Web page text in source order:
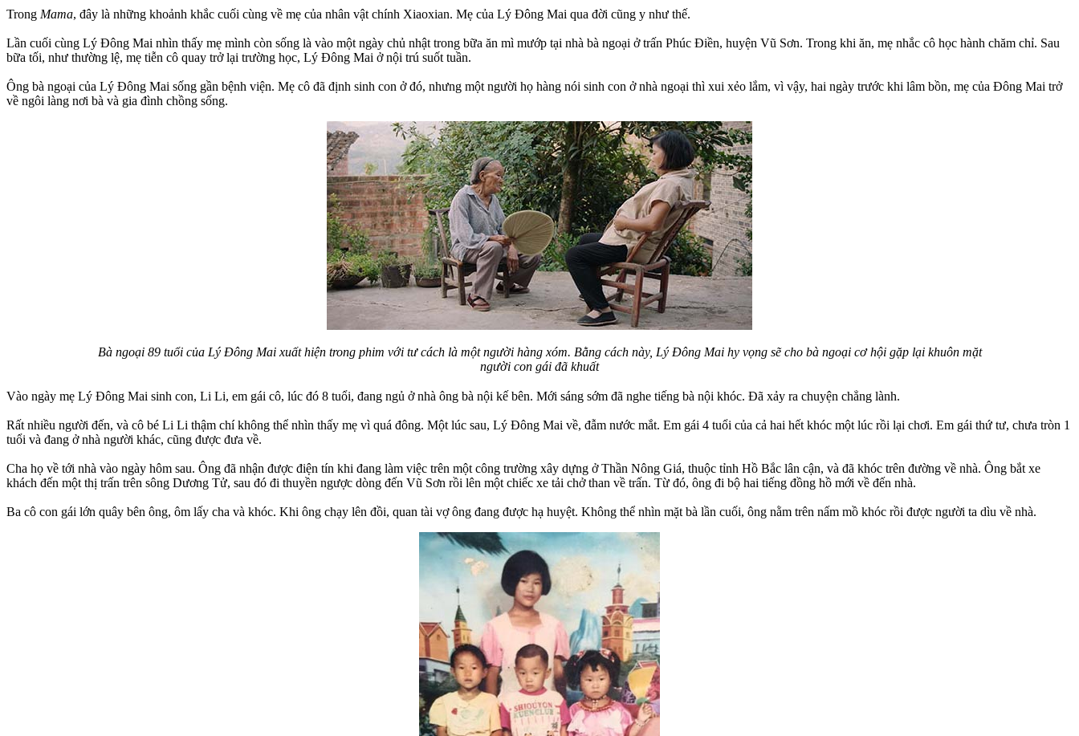
Trong Mama, đây là những khoảnh khắc cuối cùng về mẹ của nhân vật chính Xiaoxian. Mẹ của Lý Đông Mai qua đời cũng y như thế.
Lần cuối cùng Lý Đông Mai nhìn thấy mẹ mình còn sống là vào một ngày chủ nhật trong bữa ăn mì mướp tại nhà bà ngoại ở trấn Phúc Điền, huyện Vũ Sơn. Trong khi ăn, mẹ nhắc cô học hành chăm chỉ. Sau
bữa tối, như thường lệ, mẹ tiễn cô quay trở lại trường học, Lý Đông Mai ở nội trú suốt tuần.
Ông bà ngoại của Lý Đông Mai sống gần bệnh viện. Mẹ cô đã định sinh con ở đó, nhưng một người họ hàng nói sinh con ở nhà ngoại thì xui xẻo lắm, vì vậy, hai ngày trước khi lâm bồn, mẹ của Đông Mai trở
về ngôi làng nơi bà và gia đình chồng sống.
Bà ngoại 89 tuổi của Lý Đông Mai xuất hiện trong phim với tư cách là một người hàng xóm. Bằng cách này, Lý Đông Mai hy vọng sẽ cho bà ngoại cơ hội gặp lại khuôn mặt
người con gái đã khuất
Vào ngày mẹ Lý Đông Mai sinh con, Li Li, em gái cô, lúc đó 8 tuổi, đang ngủ ở nhà ông bà nội kế bên. Mới sáng sớm đã nghe tiếng bà nội khóc. Đã xảy ra chuyện chẳng lành.
Rất nhiều người đến, và cô bé Li Li thậm chí không thể nhìn thấy mẹ vì quá đông. Một lúc sau, Lý Đông Mai về, đẫm nước mắt. Em gái 4 tuổi của cả hai hết khóc một lúc rồi lại chơi. Em gái thứ tư, chưa tròn 1
tuổi và đang ở nhà người khác, cũng được đưa về.
Cha họ về tới nhà vào ngày hôm sau. Ông đã nhận được điện tín khi đang làm việc trên một công trường xây dựng ở Thần Nông Giá, thuộc tỉnh Hồ Bắc lân cận, và đã khóc trên đường về nhà. Ông bắt xe
khách đến một thị trấn trên sông Dương Tử, sau đó đi thuyền ngược dòng đến Vũ Sơn rồi lên một chiếc xe tải chở than về trấn. Từ đó, ông đi bộ hai tiếng đồng hồ mới về đến nhà.
Ba cô con gái lớn quây bên ông, ôm lấy cha và khóc. Khi ông chạy lên đồi, quan tài vợ ông đang được hạ huyệt. Không thể nhìn mặt bà lần cuối, ông nằm trên nấm mồ khóc rồi được người ta dìu về nhà.